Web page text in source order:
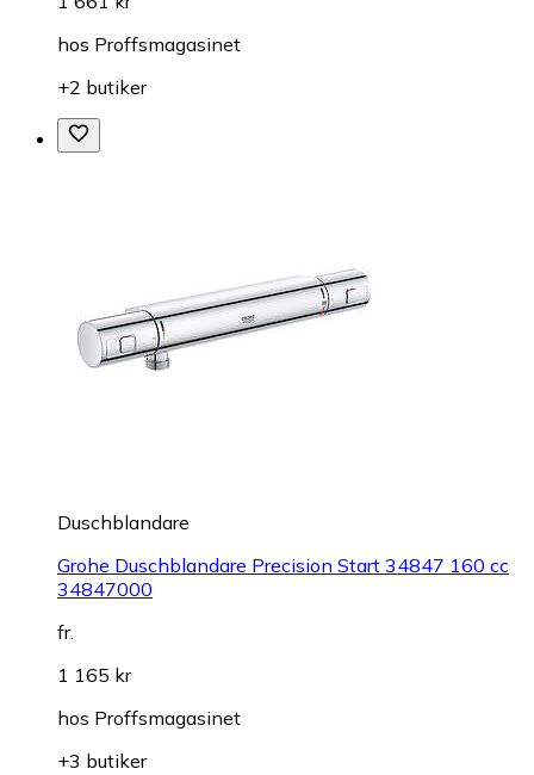
hos Proffsmagasinet
+2 butiker
Duschblandare
Grohe Duschblandare Precision Start 34847 160 cc
34847000
fr.
1 165 kr
hos Proffsmagasinet
+3 butiker